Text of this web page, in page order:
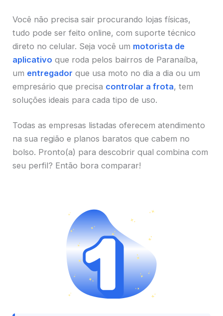
Você não precisa sair procurando lojas físicas,
tudo pode ser feito online, com suporte técnico
direto no celular. Seja você um motorista de
aplicativo que roda pelos bairros de Paranaíba,
um entregador que usa moto no dia a dia ou um
empresário que precisa controlar a frota, tem
soluções ideais para cada tipo de uso.
Todas as empresas listadas oferecem atendimento
na sua região e planos baratos que cabem no
bolso. Pronto(a) para descobrir qual combina com
seu perfil? Então bora comparar!